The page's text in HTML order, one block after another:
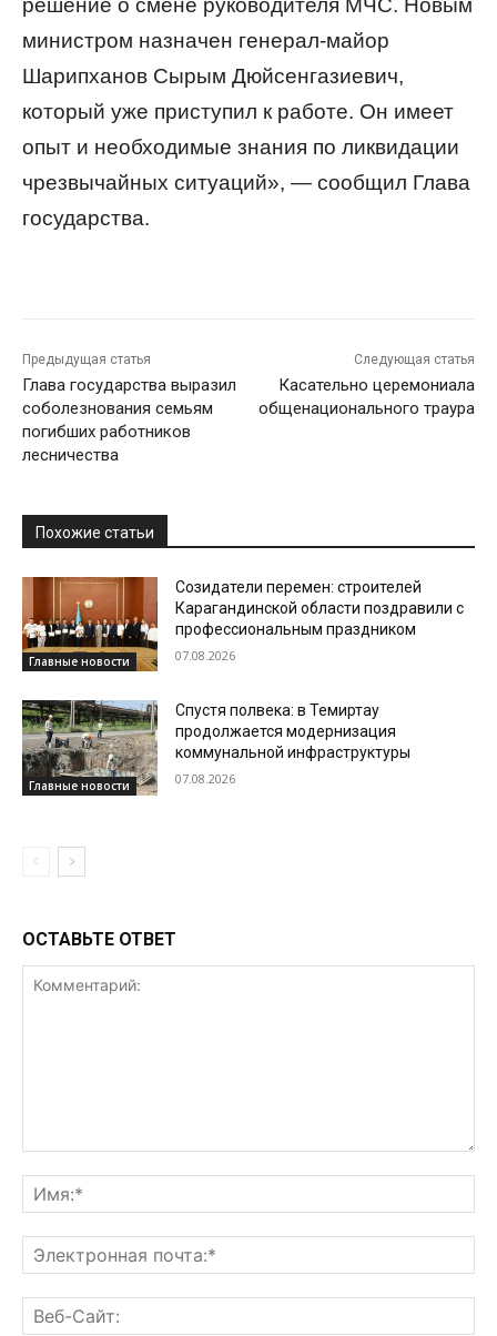
министром назначен генерал-майор
Шарипханов Сырым Дюйсенгазиевич,
который уже приступил к работе. Он имеет
опыт и необходимые знания по ликвидации
чрезвычайных ситуаций», — сообщил Глава
государства.
Предыдущая статья
Глава государства выразил
соболезнования семьям
погибших работников
лесничества
Следующая статья
Касательно церемониала
общенационального траура
Похожие статьи
Главные новости
Созидатели перемен: строителей
Карагандинской области поздравили с
профессиональным праздником
07.08.2026
Главные новости
Спустя полвека: в Темиртау
продолжается модернизация
коммунальной инфраструктуры
07.08.2026
ОСТАВЬТЕ ОТВЕТ